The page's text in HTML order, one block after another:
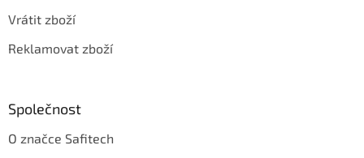
Vrátit zboží
Reklamovat zboží
Společnost
O značce Safitech